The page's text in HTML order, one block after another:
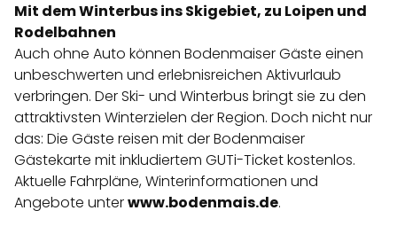
Mit dem Winterbus ins Skigebiet, zu Loipen und
Rodelbahnen
Auch ohne Auto können Bodenmaiser Gäste einen
unbeschwerten und erlebnisreichen Aktivurlaub
verbringen. Der Ski- und Winterbus bringt sie zu den
attraktivsten Winterzielen der Region. Doch nicht nur
das: Die Gäste reisen mit der Bodenmaiser
Gästekarte mit inkludiertem GUTi-Ticket kostenlos.
Aktuelle Fahrpläne, Winterinformationen und
Angebote unterwww.bodenmais.de.